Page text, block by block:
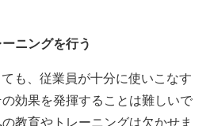
ニングを行う
も、従業員が十分に使いこなす
効果を発揮することは難しいで
教育やトレーニングは欠かせま